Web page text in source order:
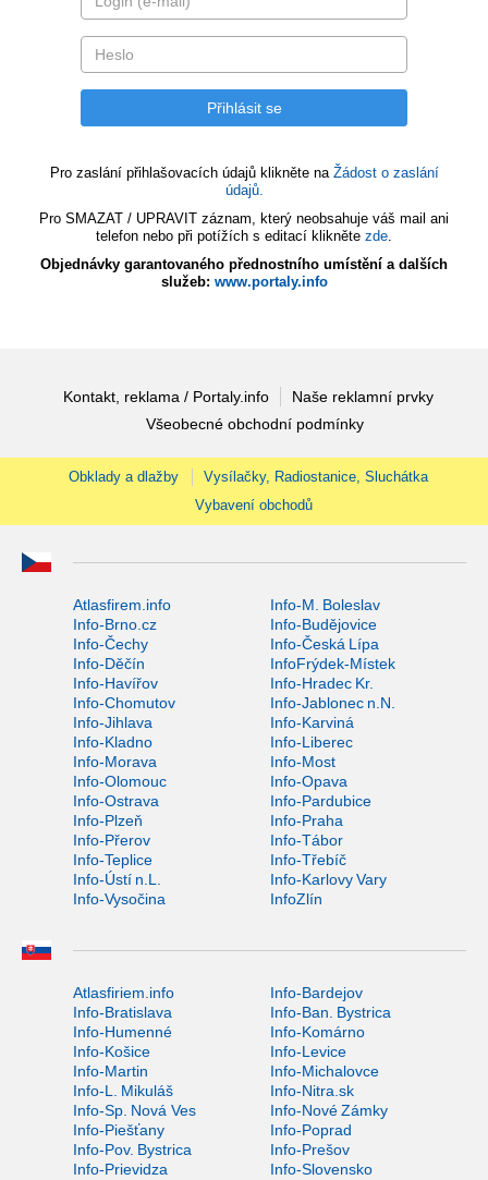
Pro zaslání přihlašovacích údajů klikněte na Žádost o zaslání
údajů.
Pro SMAZAT / UPRAVIT záznam, který neobsahuje váš mail ani
telefon nebo při potížích s editací klikněte zde.
Objednávky garantovaného přednostního umístění a dalších
služeb: www.portaly.info
Kontakt, reklama / Portaly.info
Naše reklamní prvky
Všeobecné obchodní podmínky
Obklady a dlažby
Vysílačky, Radiostanice, Sluchátka
Vybavení obchodů
Atlasfirem.info
Info-M. Boleslav
Info-Brno.cz
Info-Budějovice
Info-Čechy
Info-Česká Lípa
Info-Děčín
InfoFrýdek-Místek
Info-Havířov
Info-Hradec Kr.
Info-Chomutov
Info-Jablonec n.N.
Info-Jihlava
Info-Karviná
Info-Kladno
Info-Liberec
Info-Morava
Info-Most
Info-Olomouc
Info-Opava
Info-Ostrava
Info-Pardubice
Info-Plzeň
Info-Praha
Info-Přerov
Info-Tábor
Info-Teplice
Info-Třebíč
Info-Ústí n.L.
Info-Karlovy Vary
Info-Vysočina
InfoZlín
Atlasfiriem.info
Info-Bardejov
Info-Bratislava
Info-Ban. Bystrica
Info-Humenné
Info-Komárno
Info-Košice
Info-Levice
Info-Martin
Info-Michalovce
Info-L. Mikuláš
Info-Nitra.sk
Info-Sp. Nová Ves
Info-Nové Zámky
Info-Piešťany
Info-Poprad
Info-Pov. Bystrica
Info-Prešov
Info-Prievidza
Info-Slovensko